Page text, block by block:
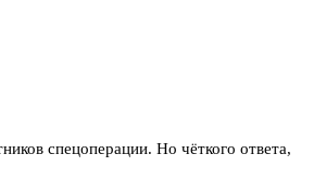
спецоперации. Но чёткого ответа,